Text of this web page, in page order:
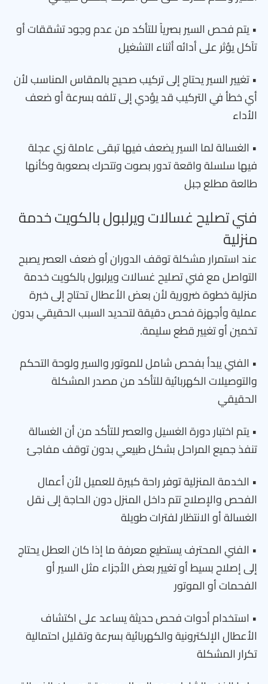
• يتم فحص السير بصرياً للتأكد من عدم وجود تشققات أو
تآكل يؤثر على أدائه أثناء التشغيل
• تغيير السير يحتاج إلى تركيب صحيح بالمقاس المناسب لأن
أي خطأ في التركيب قد يؤدي إلى تلفه بسرعة أو ضعف
الأداء
• الغسالة لما السير يضعف فيها تبقى عاملة زي عجلة
فيها سلسلة واقعة تدور بصوت وتتحرك بصعوبة وكأنها
طالعة مطلع جبل
فني تصليح غسالات ويرلبول بالكويت خدمة
منزلية
عند استمرار مشكلة توقف الدوران أو ضعف العصر يصبح
التواصل مع فني تصليح غسالات ويرلبول بالكويت خدمة
منزلية خطوة ضرورية لأن بعض الأعطال تحتاج إلى خبرة
عملية وأجهزة فحص دقيقة لتحديد السبب الحقيقي بدون
تخمين أو تغيير قطع سليمة.
• الفني يبدأ بفحص شامل للموتور والسير ولوحة التحكم
والتوصيلات الكهربائية للتأكد من مصدر المشكلة
الحقيقي
• يتم اختبار دورة الغسيل والعصر للتأكد من أن الغسالة
تنفذ جميع المراحل بشكل طبيعي بدون توقف مفاجئ
• الخدمة المنزلية توفر راحة كبيرة للعميل لأن أعمال
الفحص والإصلاح تتم داخل المنزل دون الحاجة إلى نقل
الغسالة أو الانتظار لفترات طويلة
• الفني المحترف يستطيع معرفة ما إذا كان العطل يحتاج
إلى إصلاح بسيط أو تغيير بعض الأجزاء مثل السير أو
الفحمات أو الموتور
• استخدام أدوات فحص حديثة يساعد على اكتشاف
الأعطال الإلكترونية والكهربائية بسرعة وتقليل احتمالية
تكرار المشكلة